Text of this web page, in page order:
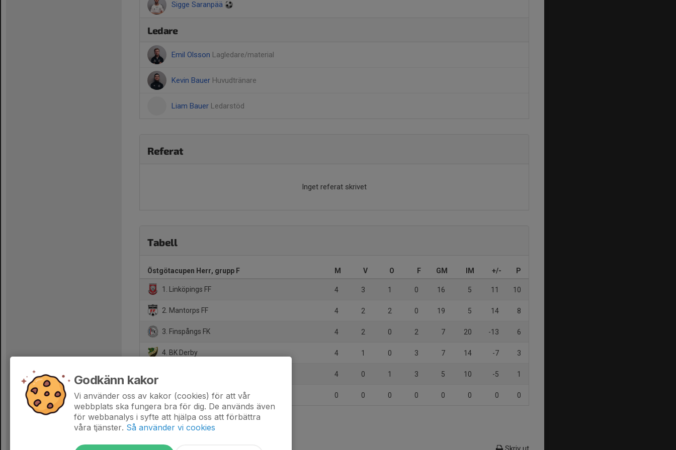
Sigge Saranpää
Ledare
Emil Olsson Lagledare/material
Kevin Bauer Huvudtränare
Liam Bauer Ledarstöd
Referat
Inget referat skrivet
Tabell
Östgötacupen Herr, grupp F M V O F GM IM +/- P
1. Linköpings FF 4 3 1 0 16 5 11 10
2. Mantorps FF 4 2 2 0 19 5 14 8
3. Finspångs FK 4 2 0 2 7 20 -13 6
4. BK Derby 4 1 0 3 7 14 -7 3
4 0 1 3 5 10 -5 1
6. IK Norrköping 0 0 0 0 0 0 0 0
Godkänn kakor
Vi använder oss av kakor (cookies) för att vår
webbplats ska fungera bra för dig. De används även
för webbanalys i syfte att hjälpa oss att förbättra
våra tjänster. Så använder vi cookies